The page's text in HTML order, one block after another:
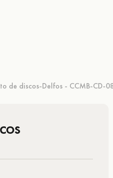
de discos-Delfos - CCMB-CD-